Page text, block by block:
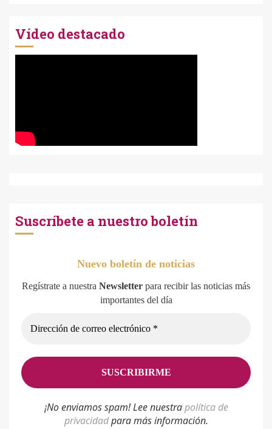
Vídeo destacado
Suscríbete a nuestro boletín
Nuevo boletín de noticias
Regístrate a nuestra Newsletter para recibir las noticias más
importantes del día
¡No enviamos spam! Lee nuestrapolítica de
privacidadpara más información.